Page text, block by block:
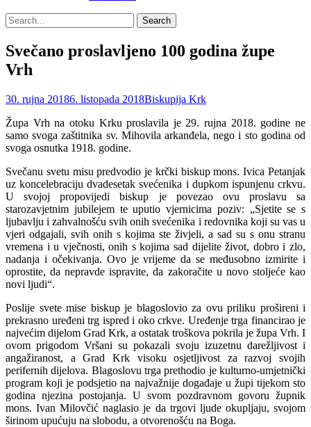
Search
Search
for:
Svečano proslavljeno 100 godina župe
Vrh
Posted
30. rujna 20186. listopada 2018Author
Biskupija Krk
Župa Vrh na otoku Krku proslavila je 29. rujna 2018. godine ne
samo svoga zaštitnika sv. Mihovila arkanđela, nego i sto godina od
svoga osnutka 1918. godine.
Svečanu svetu misu predvodio je krčki biskup mons. Ivica Petanjak
uz koncelebraciju dvadesetak svećenika i dupkom ispunjenu crkvu.
U svojoj propovijedi biskup je povezao ovu proslavu sa
starozavjetnim jubilejem te uputio vjernicima poziv: „Sjetite se s
ljubavlju i zahvalnošću svih onih svećenika i redovnika koji su vas u
vjeri odgajali, svih onih s kojima ste živjeli, a sad su s onu stranu
vremena i u vječnosti, onih s kojima sad dijelite život, dobro i zlo,
nadanja i očekivanja. Ovo je vrijeme da se međusobno izmirite i
oprostite, da nepravde ispravite, da zakoračite u novo stoljeće kao
novi ljudi“.
Poslije svete mise biskup je blagoslovio za ovu priliku prošireni i
prekrasno uređeni trg ispred i oko crkve. Uređenje trga financirao je
najvećim dijelom Grad Krk, a ostatak troškova pokrila je župa Vrh. I
ovom prigodom Vršani su pokazali svoju izuzetnu darežljivost i
angažiranost, a Grad Krk visoku osjetljivost za razvoj svojih
perifernih dijelova. Blagoslovu trga prethodio je kulturno-umjetnički
program koji je podsjetio na najvažnije događaje u župi tijekom sto
godina njezina postojanja. U svom pozdravnom govoru župnik
mons. Ivan Milovčić naglasio je da trgovi ljude okupljaju, svojom
širinom upućuju na slobodu, a otvorenošću na Boga.